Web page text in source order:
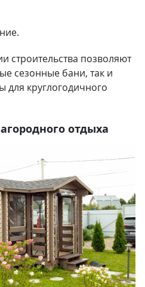
строительства позволяют
сезонные бани, так и
круглогодичного
отдыха